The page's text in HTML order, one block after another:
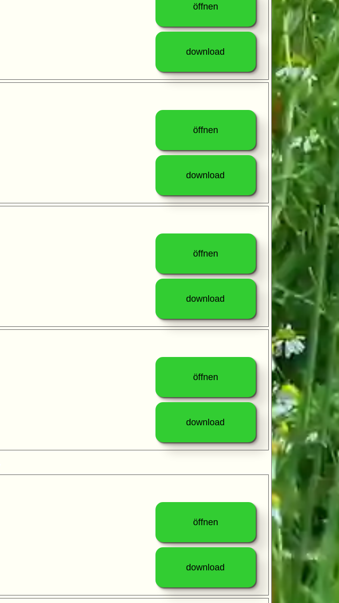
öffnen
download
öffnen
download
öffnen
download
öffnen
download
öffnen
download